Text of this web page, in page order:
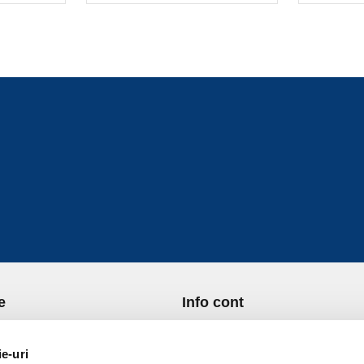
urisi Plata
Info cont